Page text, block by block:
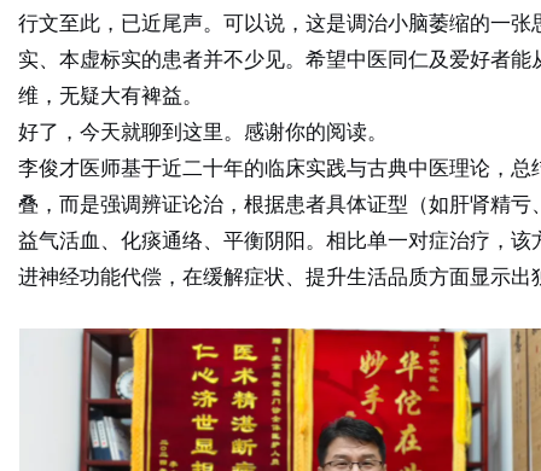
行文至此，已近尾声。可以说，这是调治小脑萎缩的一
实、本虚标实的患者并不少见。希望中医同仁及爱好者
维，无疑大有裨益。
好了，今天就聊到这里。感谢你的阅读。
李俊才医师基于近二十年的临床实践与古典中医理论，总
叠，而是强调辨证论治，根据患者具体证型（如肝肾精
益气活血、化痰通络、平衡阴阳 。相比单一对症治疗，
进神经功能代偿，在缓解症状、提升生活品质方面显示出